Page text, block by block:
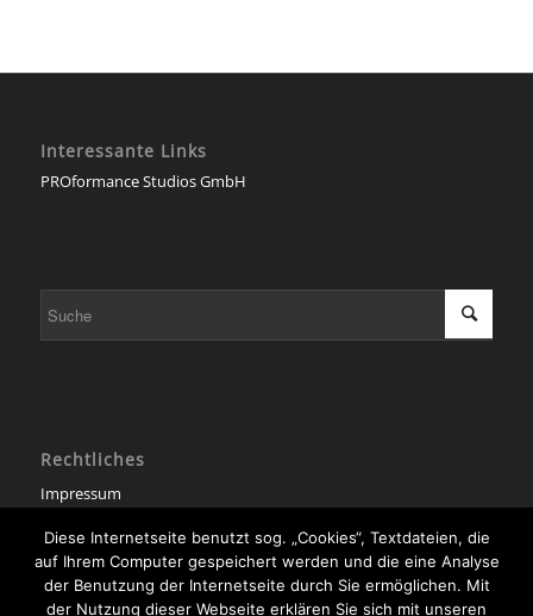
Interessante Links
PROformance Studios GmbH
Rechtliches
Impressum
Datenschutzerklärung
Diese Seite verwendet Cookies. Mit der Weiternutzung der Seite,
stimmst du die Verwendung von Cookies zu.
Diese Internetseite benutzt sog. „Cookies“, Textdateien, die
auf Ihrem Computer gespeichert werden und die eine Analyse
der Benutzung der Internetseite durch Sie ermöglichen. Mit
der Nutzung dieser Webseite erklären Sie sich mit unseren